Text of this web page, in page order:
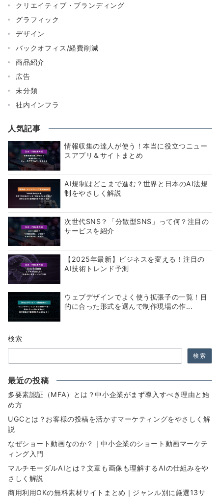
クリエイティブ・ブランディング
グラフィック
デザイン
バックオフィス/経費削減
商品紹介
広告
未分類
社内インフラ
人気記事
情報収集の達人が使う！本当に役立つニュー
スアプリ＆サイトまとめ
AI規制はどこまで進む？世界と日本のAI法規
制をやさしく解説
次世代SNS？「分散型SNS」って何？注目の
サービスを紹介
【2025年最新】ビジネスを変える！注目の
AI技術トレンド予測
ウェブデザインでよく使う拡張子の一覧！目
的に合った形式を選んで制作現場の作...
検索
検索
最近の投稿
多要素認証（MFA）とは？中小企業がまず導入すべき理由と始
め方
UGCとは？お客様の投稿を活かすマーケティングをやさしく解
説
なぜショート動画なのか？｜中小企業のショート動画マーケテ
ィング入門
マルチモーダルAIとは？文章も画像も理解するAIの仕組みをや
さしく解説
商用利用OKの無料素材サイトまとめ｜ジャンル別に厳選13サ